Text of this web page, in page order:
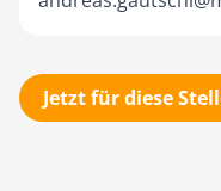
Jetzt für diese